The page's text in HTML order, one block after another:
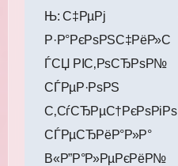
записям
Њ: С‡РµРј
Р·Р°РєРѕРЅС‡РёР»С
ЃСЏ РІС‚РѕСЂРѕР№
СЃРµР·РѕРЅ
С‚СѓСЂРµС†РєРѕРіРѕ
СЃРµСЂРёР°Р»Р°
В«Р”Р°Р»РµРєРёР№